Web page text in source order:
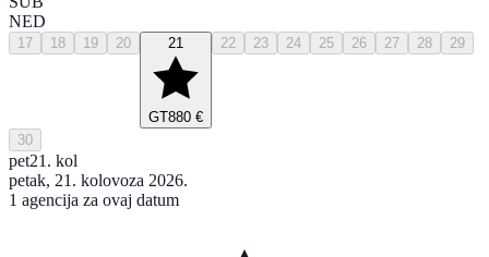
NED
17 18 19 20 21
GT880 €
22 23 24 25 26 27 28 29
30
pet21. kol
petak, 21. kolovoza 2026.
1 agencija za ovaj datum